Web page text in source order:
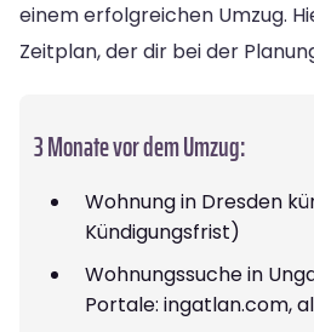
einem erfolgreichen Umzug.
Zeitplan, der dir bei der
3 Monate vor dem Umzug:
Wohnung in Dresden
Kündigungsfrist)
Wohnungssuche in
Portale: ingatlan.com,